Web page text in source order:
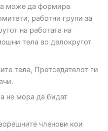
може да формира
работни групи за
на работата на
тела во делокругот
тела, Претседателот ги
не мора да бидат
членови кои